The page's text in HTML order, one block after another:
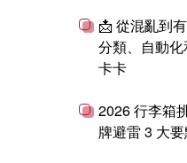
📩 從混亂到
分類、自動
卡卡
2026 行李箱
牌避雷 3 大要